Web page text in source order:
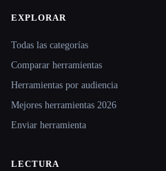
Site navigation
EXPLORAR
Todas las categorías
Comparar herramientas
Herramientas por audiencia
Mejores herramientas 2026
Enviar herramienta
LECTURA